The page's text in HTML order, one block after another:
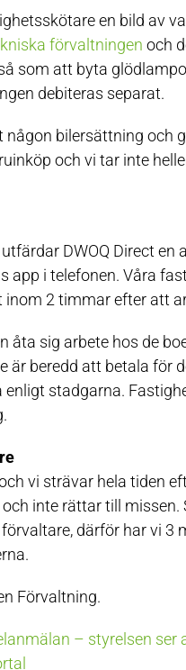
en bild av
förvaltningen och
som att byta
debiteras separat.
bilersättning och
och vi tar inte
DWOQ Direct en
app i telefonen. Våra
2 timmar efter att
åta sig arbete hos de
är beredd att betala för
stadgarna.
vi strävar hela tiden
inte rättar till missen.
därför har vi 3
Förvaltning.
– styrelsen ser